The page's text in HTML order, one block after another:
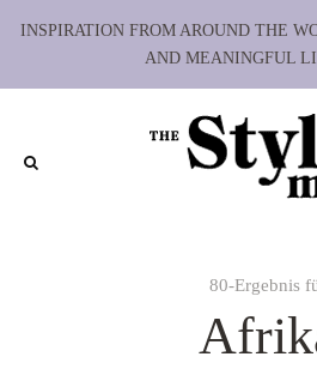
INSPIRATION FROM AROUND THE
AND MEANINGFUL
80-Ergebnis